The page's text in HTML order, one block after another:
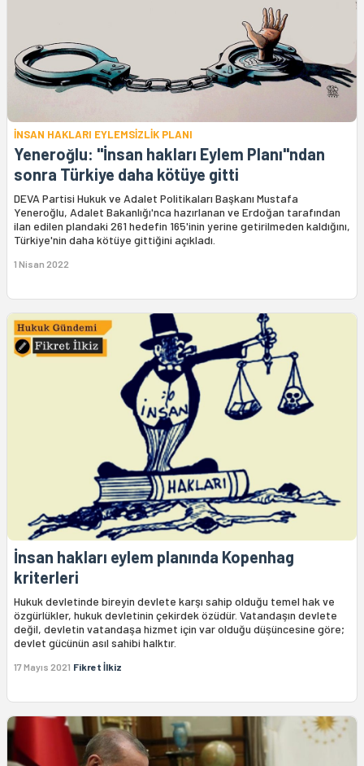
İNSAN HAKLARI EYLEMSİZLİK PLANI
Yeneroğlu: "İnsan hakları Eylem Planı"ndan
sonra Türkiye daha kötüye gitti
DEVA Partisi Hukuk ve Adalet Politikaları Başkanı Mustafa
Yeneroğlu, Adalet Bakanlığı'nca hazırlanan ve Erdoğan tarafından
ilan edilen plandaki 261 hedefin 165'inin yerine getirilmeden kaldığını,
Türkiye'nin daha kötüye gittiğini açıkladı.
1 Nisan 2022
İnsan hakları eylem planında Kopenhag
kriterleri
Hukuk devletinde bireyin devlete karşı sahip olduğu temel hak ve
özgürlükler, hukuk devletinin çekirdek özüdür. Vatandaşın devlete
değil, devletin vatandaşa hizmet için var olduğu düşüncesine göre;
devlet gücünün asıl sahibi halktır.
17 Mayıs 2021 Fikret İlkiz